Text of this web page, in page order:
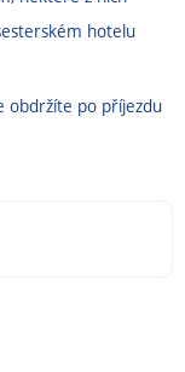
hotelu
obdržíte po příjezdu